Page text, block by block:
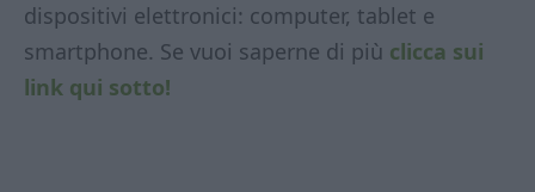
dispositivi elettronici: computer, tablet e
smartphone. Se vuoi saperne di più clicca sui
link qui sotto!